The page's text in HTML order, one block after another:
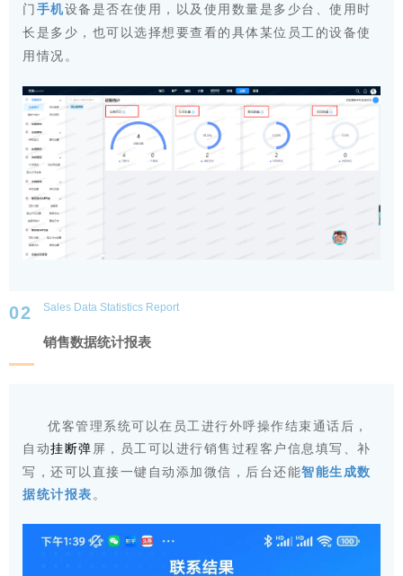
门 手机设备是否在使用 ，以及 使用数量是多少台
使用时
长是多少 ， 也可以选择想要查看的具体某位员工的设备使
用情况。
02 Sales Data Statistics Report
销售数据统计报表
优客管理 系统可以在员工进行外呼操作结束通话后，
自动挂断弹 屏，
员工可以进行销售过程客户信息填写、补
写，还可以直接一键 自动 添 加微信， 后台还能智能生成数
据统计报表 。